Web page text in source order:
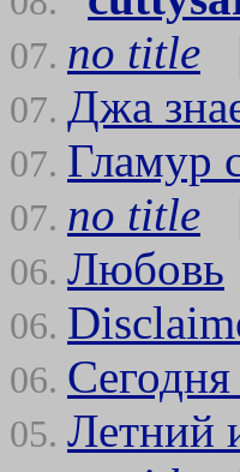
07. no title
07. Джа
07. Гламур
07. no title
06. Любовь
06.
06.
05. Летний